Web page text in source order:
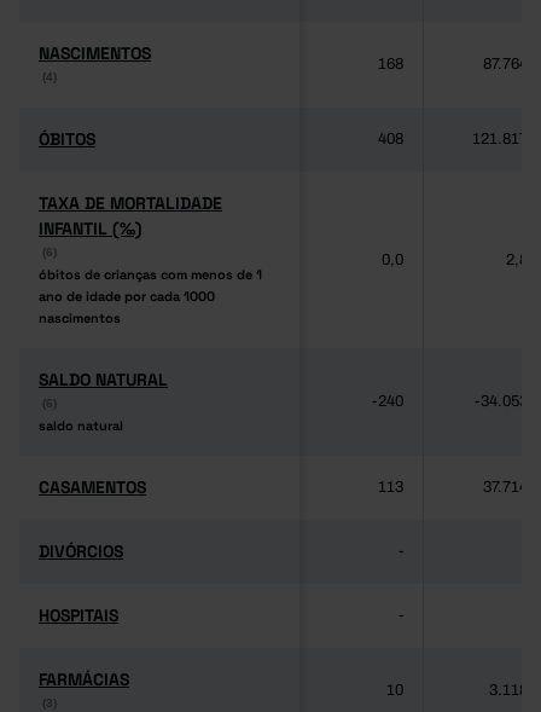
NASCIMENTOS
(4)
NASCIMENTOS
(4)
168 87.764
ÓBITOS
ÓBITOS 408 121.817
TAXA DE MORTALIDADE
INFANTIL (‰)
(6)
óbitos de crianças com menos de 1
ano de idade por cada 1000
nascimentos
TAXA DE MORTALIDADE
INFANTIL (‰)
(6)
óbitos de crianças com menos de 1
ano de idade por cada 1000
nascimentos
0,0 2,8
SALDO NATURAL
(6)
saldo natural
SALDO NATURAL
(6)
saldo natural
-240 -34.053
CASAMENTOS
CASAMENTOS 113 37.714
DIVÓRCIOS
DIVÓRCIOS -
HOSPITAIS
HOSPITAIS -
FARMÁCIAS
(3)
FARMÁCIAS
(3)
10 3.118